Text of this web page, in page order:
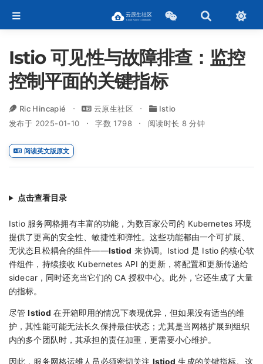
Istio 可见性与故障排查：监控
控制平面的关键指标
Ric Hincapié 云原生社区
Istio
发布于 2025-01-10
字数 1798 阅读时长 8 分钟
阅读英文版原文
点击查看目录
Istio 服务网格拥有丰富的功能，为数百家公司的 Kubernetes 环境
提供了更高的安全性、敏捷性和弹性。这些功能都由一个可扩展、
无状态且松耦合的组件——Istiod 来协调。Istiod 是 Istio 的核心软
件组件，持续接收 Kubernetes API 的更新，将配置和更新传递给
sidecar，同时还充当它们的 CA 授权中心。此外，它还生成了大量
的指标。
尽管Istiod 在开箱即用的情况下表现优异，但如果没有适当的维
护，其性能可能无法长久保持最佳状态；尤其是当网格扩展到组织
内的多个团队时，其承担的责任加重，更需要小心维护。
因此，服务网格运维人员必须密切关注 Istiod 生成的关键指标。这